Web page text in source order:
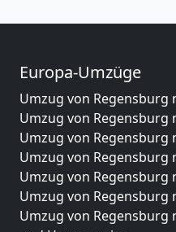
Europa-Umzüge
Umzug von Regensburg
Umzug von Regensburg
Umzug von Regensburg
Umzug von Regensburg
Umzug von Regensburg
Umzug von Regensburg
Umzug von Regensburg